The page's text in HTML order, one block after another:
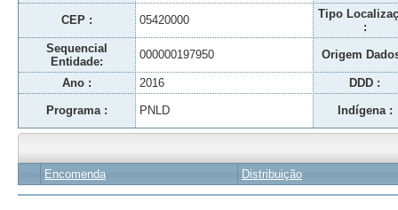
CEP : 05420000
Tipo
:
Sequencial
Entidade:
000000197950 Origem
Ano : 2016 DDD :
Programa : PNLD Indígena :
Encomenda Distribuição